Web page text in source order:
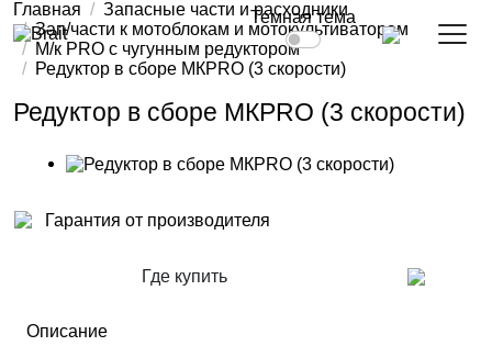
Темная тема
Главная
Запасные части и расходники
Зап/части к мотоблокам и мотокультиваторам
М/к PRO с чугунным редуктором
Редуктор в сборе МКPRO (3 скорости)
Редуктор в сборе МКPRO (3 скорости)
Гарантия от производителя
Где купить
Описание